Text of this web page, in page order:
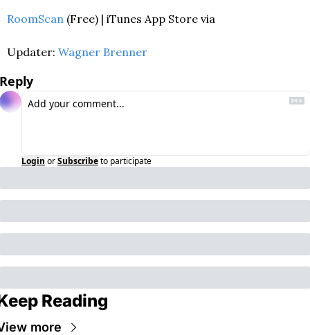
RoomScan (Free) | iTunes App Store via
Updater: Wagner Brenner
Reply
Login orSubscribeto participate
Reading
more